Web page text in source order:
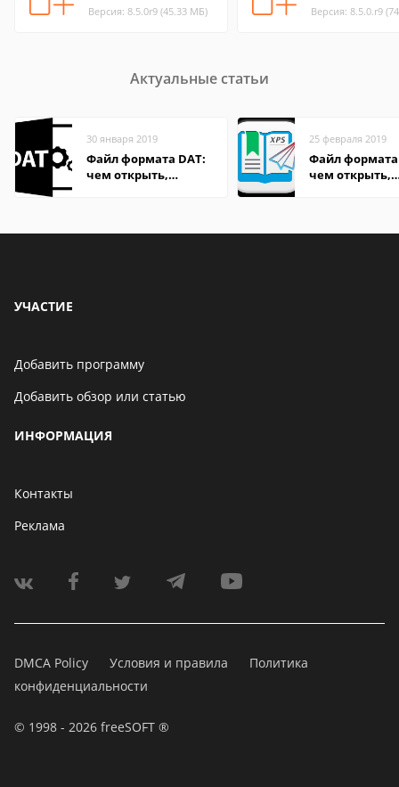
Версия: 8.5.0r9 (45.33 МБ) Версия: 8.5.0.r9
Актуальные статьи
30 января 2019
Файл формата DAT:
чем открыть,
25 февраля 2019
Файл формата
чем открыть,
УЧАСТИЕ
Добавить программу
Добавить обзор или статью
ИНФОРМАЦИЯ
Контакты
Реклама
DMCA Policy Условия и правила
Политика
конфиденциальности
© 1998 - 2026 freeSOFT ®